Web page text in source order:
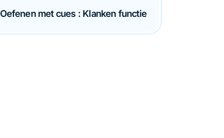
Oefenen met cues : Klanken functie